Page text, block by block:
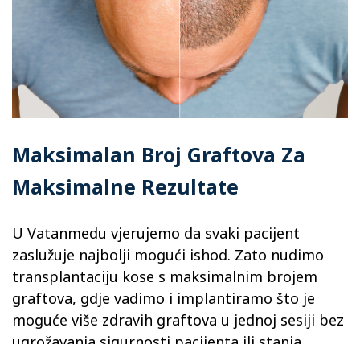
Maksimalan Broj Graftova Za
Maksimalne Rezultate
U Vatanmedu vjerujemo da svaki pacijent
zaslužuje najbolji mogući ishod. Zato nudimo
transplantaciju kose s maksimalnim brojem
graftova, gdje vadimo i implantiramo što je
moguće više zdravih graftova u jednoj sesiji bez